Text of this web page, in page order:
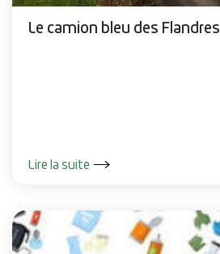
Le camion bleu des Flandres
Lire la suite